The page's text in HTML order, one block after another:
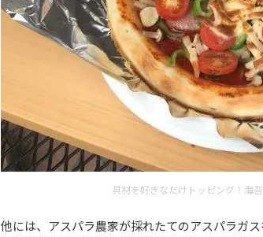
具材を好きなだけトッピング！海
他には、アスパラ農家が採れたてのアスパラガ